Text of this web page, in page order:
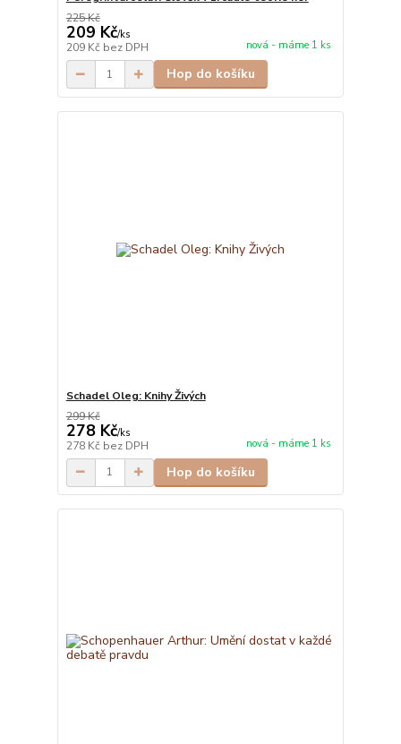
225 Kč
209 Kč/ks
209 Kč bez DPH nová - máme 1 ks
Hop do košíku
Schadel Oleg: Knihy Živých
299 Kč
278 Kč/ks
278 Kč bez DPH nová - máme 1 ks
Hop do košíku